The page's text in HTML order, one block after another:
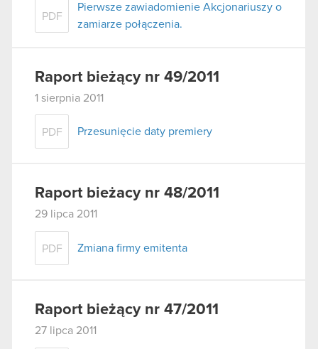
PDF
Pierwsze zawiadomienie Akcjonariuszy o
zamiarze połączenia.
Raport bieżący nr 49/2011
1 sierpnia 2011
PDF Przesunięcie daty premiery
Raport bieżacy nr 48/2011
29 lipca 2011
PDF Zmiana firmy emitenta
Raport bieżący nr 47/2011
27 lipca 2011